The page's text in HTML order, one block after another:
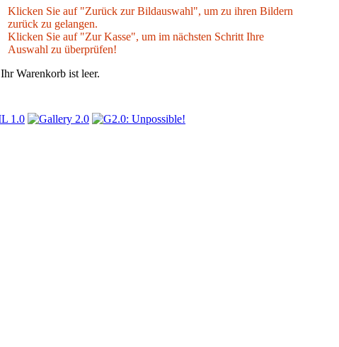
Klicken Sie auf "Zurück zur Bildauswahl", um zu ihren Bildern
zurück zu gelangen.
Klicken Sie auf "Zur Kasse", um im nächsten Schritt Ihre
Auswahl zu überprüfen!
Ihr Warenkorb ist leer.